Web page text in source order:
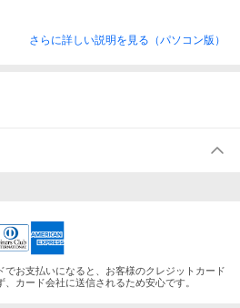
さらに詳しい説明を見る（パソコン版）
でお支払いになると、お客様のクレジットカード
カード会社に送信されるため安心です。